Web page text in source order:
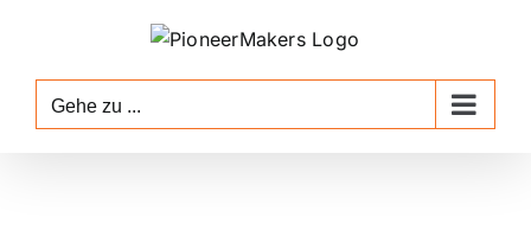
springen
Gehe zu ...